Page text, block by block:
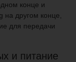
конце и
на другом конце,
для передачи
и питание